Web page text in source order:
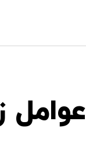
عوامل